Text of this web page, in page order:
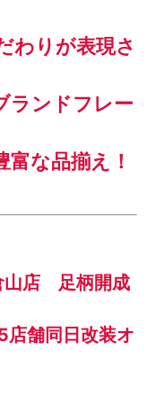
わりが表現さ
ランドフレー
な品揃え！
店 足柄開成
店舗同日改装オ